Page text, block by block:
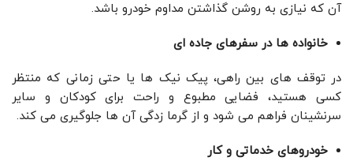
آن که نیازی به روشن گذاشتن مداوم خودرو باشد.
خانواده‌ ها در سفرهای جاده ‌ای
در توقف ‌های بین ‌راهی، پیک‌ نیک‌ ها یا حتی زمانی که منتظر
کسی هستید، فضایی مطبوع و راحت برای کودکان و سایر
سرنشینان فراهم می‌ شود و از گرما زدگی آن‌ ها جلوگیری می ‌کند.
خودروهای خدماتی و کار